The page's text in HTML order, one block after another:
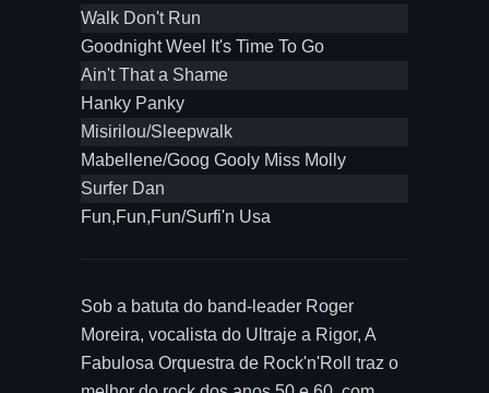
Walk Don't Run
Goodnight Weel It's Time To Go
Ain't That a Shame
Hanky Panky
Misirilou/Sleepwalk
Mabellene/Goog Gooly Miss Molly
Surfer Dan
Fun,Fun,Fun/Surfi'n Usa
Sob a batuta do band-leader Roger
Moreira, vocalista do Ultraje a Rigor, A
Fabulosa Orquestra de Rock'n'Roll traz o